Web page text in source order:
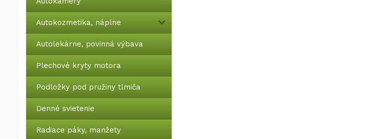
Autokozmetika, náplne
Autolekárne, povinná výbava
Plechové kryty motora
Podložky pod pružiny tlmiča
Denné svietenie
Radiace páky, manžety